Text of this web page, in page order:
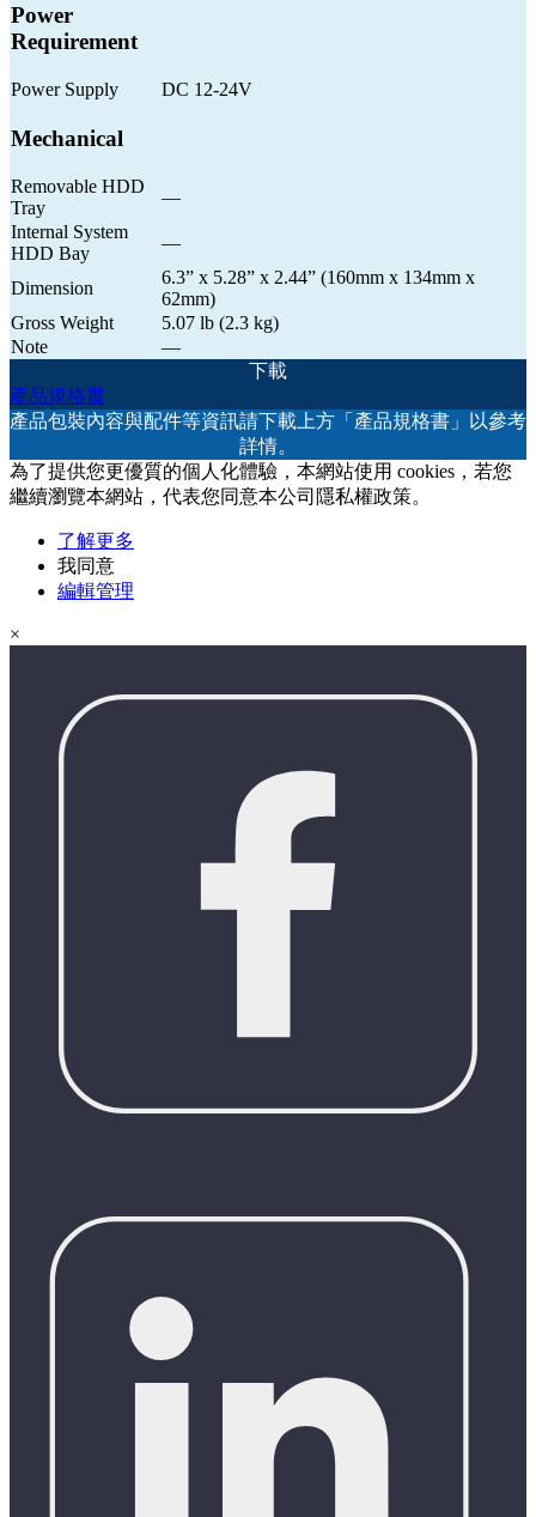
Power
Requirement
Power Supply DC 12-24V
Mechanical
Removable HDD
Tray
—
Internal System
HDD Bay
—
Dimension
6.3” x 5.28” x 2.44” (160mm x 134mm x
62mm)
Gross Weight
5.07 lb (2.3 kg)
Note
—
下載
產品規格書
產品包裝內容與配件等資訊請下載上方「產品規格書」以參考
詳情。
為了提供您更優質的個人化體驗，本網站使用 cookies，若您
繼續瀏覽本網站，代表您同意本公司隱私權政策。
了解更多
我同意
編輯管理
×